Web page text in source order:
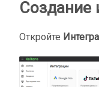
Создание
Откройте